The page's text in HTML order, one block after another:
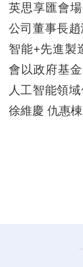
英思享匯會
公司董事長
智能+先進製
會以政府基
人工智能領
徐維慶 仇惠棟